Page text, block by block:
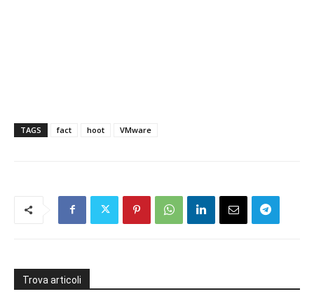
TAGS fact hoot VMware
Trova articoli